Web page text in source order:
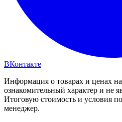
ВКонтакте
Информация о товарах и ценах
ознакомительный характер и не
Итоговую стоимость и условия
менеджер.